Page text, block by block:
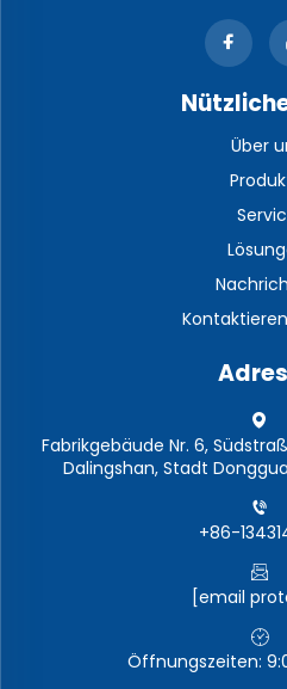
Über
Fabrikgebäude Nr. 6,
Dalingshan, Stadt
+86-
[email
Öffnungszeiten: